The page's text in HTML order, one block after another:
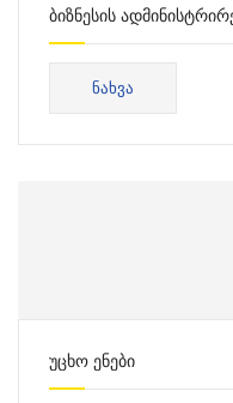
ბიზნესის
საბაკალავრო
ᲜᲐᲮᲕᲐ
უცხო ენები